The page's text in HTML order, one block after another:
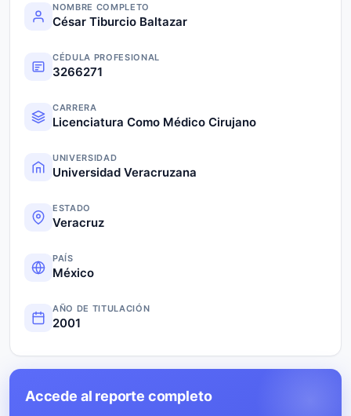
NOMBRE COMPLETO
César Tiburcio Baltazar
CÉDULA PROFESIONAL
3266271
CARRERA
Licenciatura Como Médico Cirujano
UNIVERSIDAD
Universidad Veracruzana
ESTADO
Veracruz
PAÍS
México
AÑO DE TITULACIÓN
2001
Accede al reporte completo